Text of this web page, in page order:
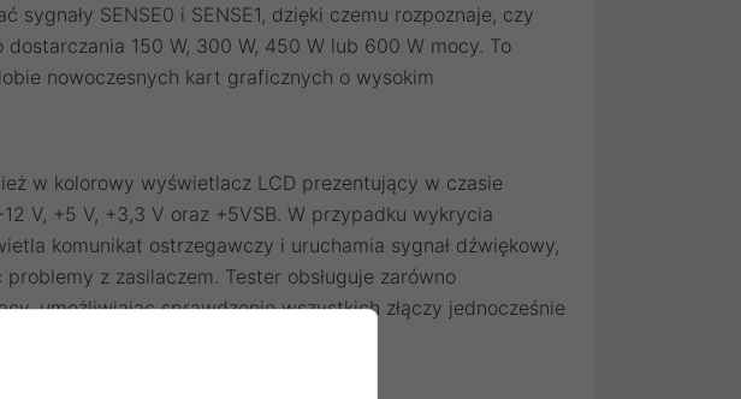
SENSE0 i SENSE1, dzięki czemu rozpoznaje, czy
150 W, 300 W, 450 W lub 600 W mocy. To
nowoczesnych kart graficznych o wysokim
w kolorowy wyświetlacz LCD prezentujący w czasie
V, +5 V, +3,3 V oraz +5VSB. W przypadku wykrycia
komunikat ostrzegawczy i uruchamia sygnał dźwiękowy,
z zasilaczem. Tester obsługuje zarówno
umożliwiając sprawdzenie wszystkich złączy jednocześnie